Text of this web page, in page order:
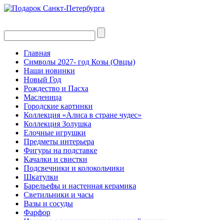
Главная
Символы 2027- год Козы (Овцы)
Наши новинки
Новый Год
Рождество и Пасха
Масленица
Городские картинки
Коллекция «Алиса в стране чудес»
Коллекция Золушка
Елочные игрушки
Предметы интерьера
Фигуры на подставке
Качалки и свистки
Подсвечники и колокольчики
Шкатулки
Барельефы и настенная керамика
Светильники и часы
Вазы и сосуды
Фарфор